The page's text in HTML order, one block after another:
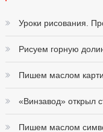
Уроки рисования.
Рисуем горную
Пишем маслом
«Винзавод» открыл
Пишем маслом